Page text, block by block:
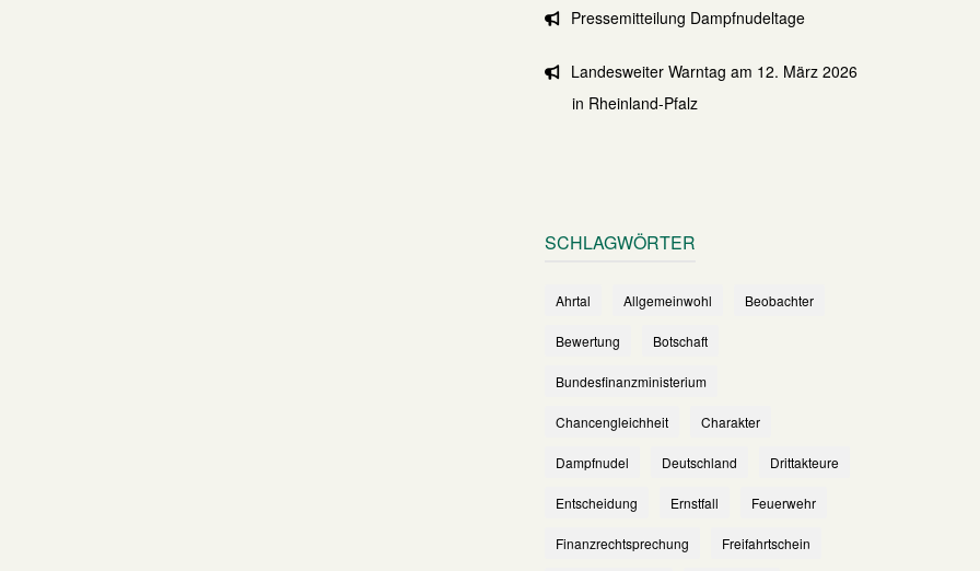
Pressemitteilung Dampfnudeltage
Landesweiter Warntag am 12. März 2026
in Rheinland-Pfalz
SCHLAGWÖRTER
Ahrtal Allgemeinwohl Beobachter
Bewertung Botschaft
Bundesfinanzministerium
Chancengleichheit Charakter
Dampfnudel Deutschland Drittakteure
Entscheidung Ernstfall Feuerwehr
Finanzrechtsprechung Freifahrtschein